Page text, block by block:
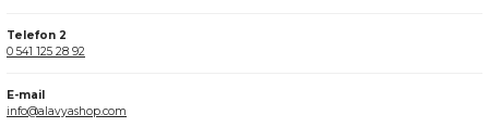
Telefon 2
0 541 125 28 92
E-mail
info@alavyashop.com